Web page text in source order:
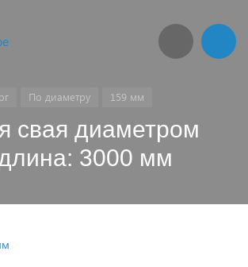
По диаметру 159 мм
свая диаметром
3000 мм